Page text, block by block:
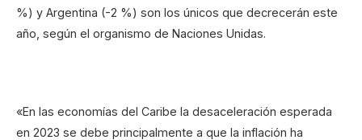
%) y Argentina (-2 %) son los únicos que decrecerán este
año, según el organismo de Naciones Unidas.
«En las economías del Caribe la desaceleración esperada
en 2023 se debe principalmente a que la inflación ha